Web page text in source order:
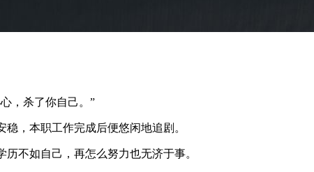
，杀了你自己。”
，本职工作完成后便悠闲地追剧。
不如自己，再怎么努力也无济于事。